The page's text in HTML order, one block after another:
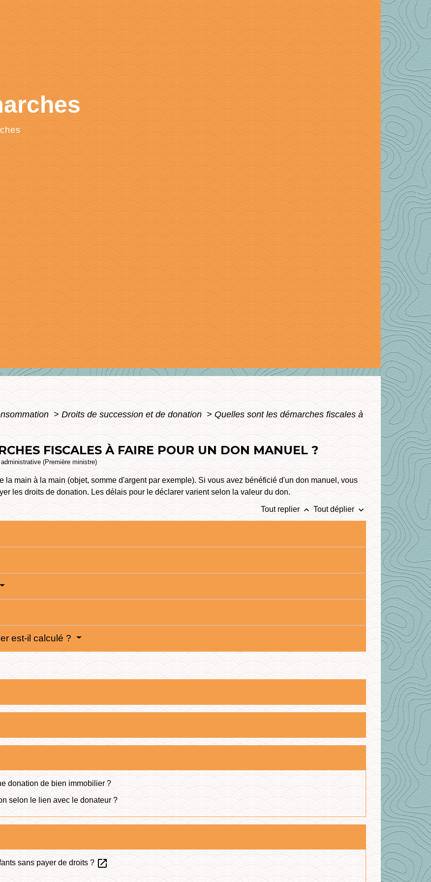
> Droits de succession et de donation > Quelles sont les démarches fiscales à
FISCALES À FAIRE POUR UN DON MANUEL ?
(Première ministre)
la main à la main (objet, somme d'argent par exemple). Si vous avez bénéficié d'un don manuel, vous
les droits de donation. Les délais pour le déclarer varient selon la valeur du don.
Tout replier keyboard_arrow_up Tout déplier keyboard_arrow_down
est-il calculé ?
donation de bien immobilier ?
selon le lien avec le donateur ?
sans payer de droits ? open_in_new